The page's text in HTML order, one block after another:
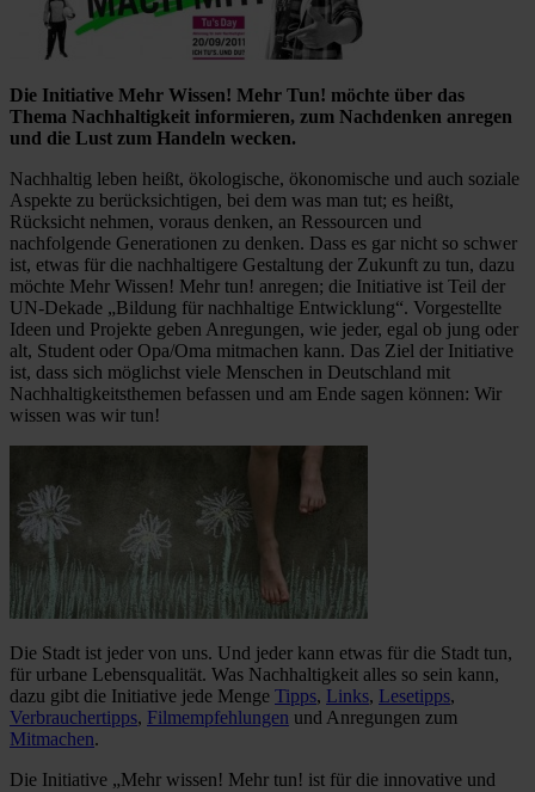
Die Initiative Mehr Wissen! Mehr Tun! möchte über das
Thema Nachhaltigkeit informieren, zum Nachdenken anregen
und die Lust zum Handeln wecken.
Nachhaltig leben heißt, ökologische, ökonomische und auch soziale
Aspekte zu berücksichtigen, bei dem was man tut; es heißt,
Rücksicht nehmen, voraus denken, an Ressourcen und
nachfolgende Generationen zu denken. Dass es gar nicht so schwer
ist, etwas für die nachhaltigere Gestaltung der Zukunft zu tun, dazu
möchte Mehr Wissen! Mehr tun! anregen; die Initiative ist Teil der
UN-Dekade „Bildung für nachhaltige Entwicklung“. Vorgestellte
Ideen und Projekte geben Anregungen, wie jeder, egal ob jung oder
alt, Student oder Opa/Oma mitmachen kann. Das Ziel der Initiative
ist, dass sich möglichst viele Menschen in Deutschland mit
Nachhaltigkeitsthemen befassen und am Ende sagen können: Wir
wissen was wir tun!
Die Stadt ist jeder von uns. Und jeder kann etwas für die Stadt tun,
für urbane Lebensqualität. Was Nachhaltigkeit alles so sein kann,
dazu gibt die Initiative jede Menge Tipps, Links, Lesetipps,
Verbrauchertipps, Filmempfehlungen und Anregungen zum
Mitmachen.
Die Initiative „Mehr wissen! Mehr tun! ist für die innovative und